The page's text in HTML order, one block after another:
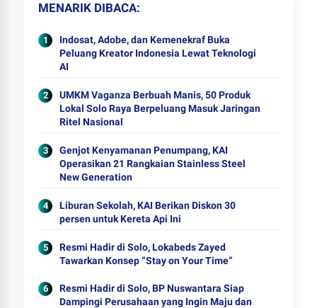
MENARIK DIBACA
Indosat, Adobe, dan Kemenekraf Buka
Peluang Kreator Indonesia Lewat Teknologi
AI
UMKM Vaganza Berbuah Manis, 50 Produk
Lokal Solo Raya Berpeluang Masuk Jaringan
Ritel Nasional
Genjot Kenyamanan Penumpang, KAI
Operasikan 21 Rangkaian Stainless Steel
New Generation
Liburan Sekolah, KAI Berikan Diskon 30
persen untuk Kereta Api Ini
Resmi Hadir di Solo, Lokabeds Zayed
Tawarkan Konsep “Stay on Your Time”
Resmi Hadir di Solo, BP Nuswantara Siap
Dampingi Perusahaan yang Ingin Maju dan